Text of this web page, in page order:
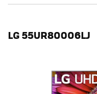
LG 55UR80006LJ